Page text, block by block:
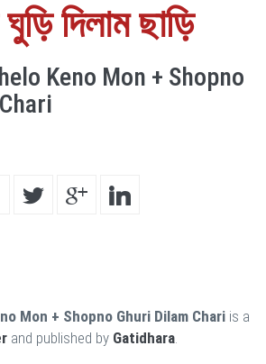
দিলাম ছাড়ি
Keno Mon + Shopno
Mon + Shopno Ghuri Dilam Chari is a
and published by Gatidhara